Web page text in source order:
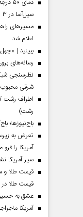
سیل‌آسا در ۳ استان
مسیر‌های
اعلام شد
ببینید |
رسانه‌های
نظرسنجی
شرقی محبوب
اطراف رشت
رشت)
باج‌نیوزها؛
تعرض به
آمریکا را
سپر آمریکا
قیمت طلا در
عشق به
آمریکا
صفحات